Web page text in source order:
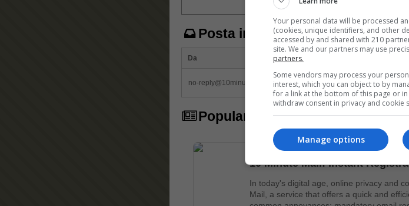
Posta in arrivo
Da
no-reply@10minutemail.net Ciao, benvenuto in 10
Popular Articles
10 Minute Mail: Instant
In today's digital age, online privacy and
Mail, a service that offers a quick and
Your personal data will be processed
(cookies, unique identifiers, and other
accessed by and shared with 210
site. We and our partners may use
partners.
Some vendors may process your
interest, which you can object to by
for a link at the bottom of this page or
withdraw consent in privacy and cookie
Manage options